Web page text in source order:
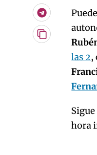
Telegram
Copiar
artículo
las 2,
hora